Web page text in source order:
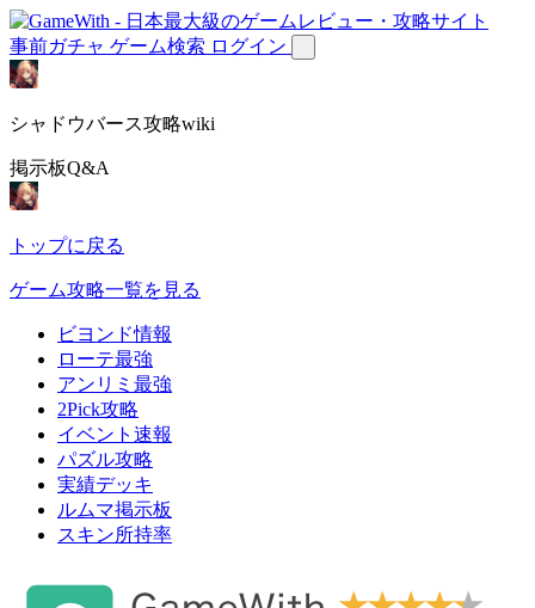
事前ガチャ ゲーム検索 ログイン
シャドウバース攻略wiki
掲示板Q&A
トップに戻る
ゲーム攻略一覧を見る
ビヨンド情報
ローテ最強
アンリミ最強
2Pick攻略
イベント速報
パズル攻略
実績デッキ
ルムマ掲示板
スキン所持率